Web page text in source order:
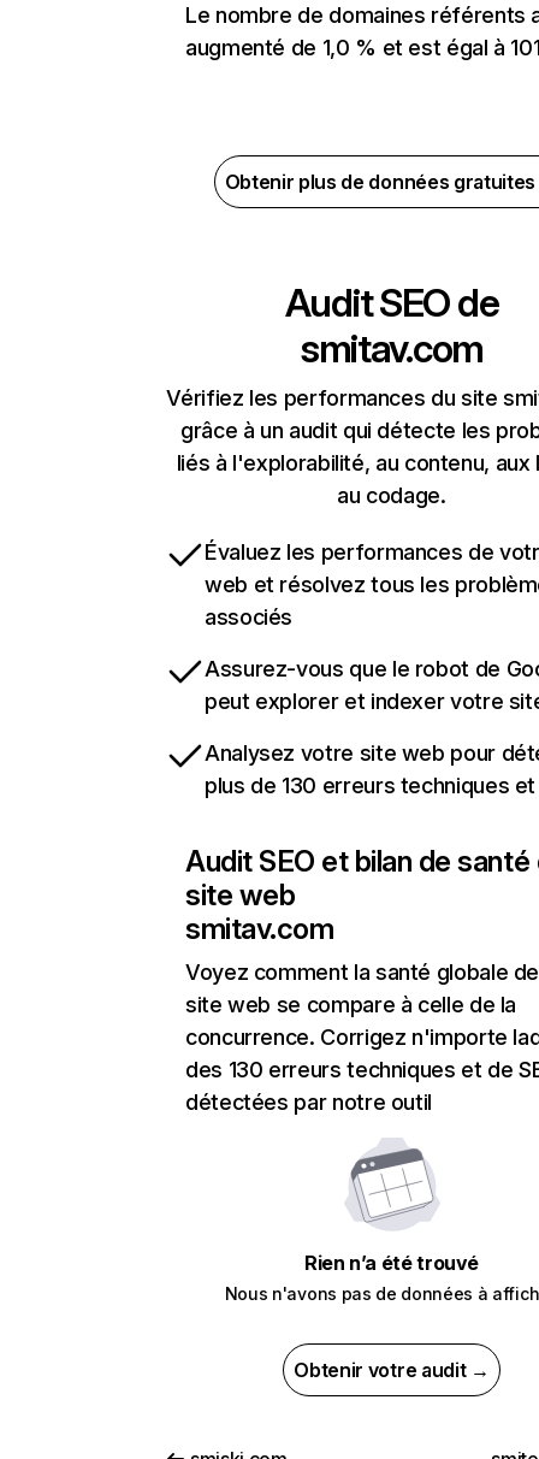
Le nombre de domaines référents
augmenté de 1,0 % et est égal à
Obtenir plus de données
Audit SEO de
smitav.com
Vérifiez les performances du site
grâce à un audit qui détecte les
liés à l'explorabilité, au contenu, aux
au codage.
Évaluez les performances de
web et résolvez tous les
associés
Assurez-vous que le robot de
peut explorer et indexer votre
Analysez votre site web pour
plus de 130 erreurs techniques et
Audit SEO et bilan de santé
site web
smitav.com
Voyez comment la santé globale
site web se compare à celle de la
concurrence. Corrigez n'importe
des 130 erreurs techniques et de
détectées par notre outil
Rien n’a été trouvé
Nous n'avons pas de données à
Obtenir votre audit →